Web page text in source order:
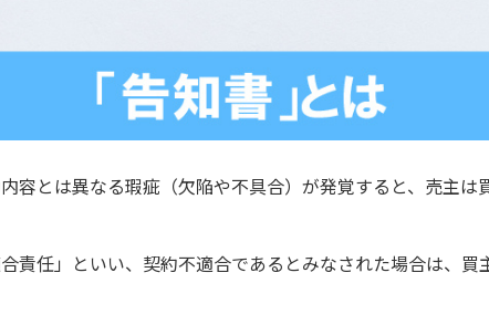
容とは異なる瑕疵（欠陥や不具合）が発覚すると、売主は
責任」といい、契約不適合であるとみなされた場合は、